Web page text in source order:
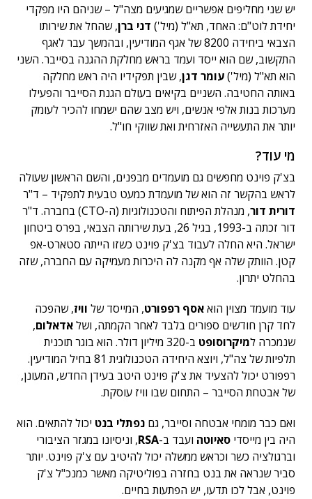
יש שני מחליפים אפשריים שמגיעים מצה"ל – שניהם היו מפקדי
יחידת לוט"ם: האחד, תא"ל (מיל') דני ברן, שהחל את שירותו
הצבאי ביחידה 8200 של אגף המודיעין, ובהמשך עבר לאגף
התקשוב, שם הוא ייסד ועמד בראש מחלקת ההגנה בסייבר. השני
הוא תא"ל (מיל')עומר דגן, שבין תפקידיו היה ראש מחלקה
באותה החטיבה. השניים בקיאים בעולם הגנת הסייבר והפעילו
מערכות בנות אלפי אנשים, ויש מצב שהם ישמחו להכיר לעומק
יותר את התעשייה האזרחית ואת שווקי חו"ל.
מי עוד?
בצ'ק פוינט מחפשים גם מועמדים מבפנים, והשם הראשון שעולה
לראש בהקשר זה הוא של מועמדת כמעט טבעית לתפקיד – ד"ר
דורית דור
, מנהלת הפיתוח והטכנולוגיות (ה-CTO) בחברה. ד"ר
דור זכתה ב-1993, בגיל 26, בעת שירותה הצבאי, בפרס ביטחון
ישראל. היא החלה לעבוד בצ'ק פוינט כשזו הייתה סטארט-אפ
קטן. הוותק שלה אף מקנה לה היכרות מעמיקה עם החברה, שזה
בהחלט יתרון.
עוד מועמד מצוין הואאסף רפפורט, המייסד של וויז, שהפכה
לחד קרן חודשים ספורים בלבד לאחר הקמתה, ושלאדאלום,
שנמכרה למיקרוסופט
ב-320 מיליון דולר. הוא בוגר תוכנית
תלפיות של צה"ל, ויוצא היחידה הטכנולוגית 81 בחיל המודיעין.
רפפורט יכול להצעיד את צ'ק פוינט היטב בעידן החדש, המעונן,
של אבטחת הסייבר – התחום שבו וויז עוסקת.
ואם כבר מומחי אבטחה וסייבר, גם נפתלי בנט יכול להתאים. הוא
היה בין מייסדי סאיוטה ועבד ב-RSA, וניסיונו במגזר הציבורי
וברגולציה כשר וכראש ממשלה יכול להיטיב עם צ'ק פוינט. יותר
סביר שנראה את בנט בחזרה בפוליטיקה מאשר כמנכ"ל צ'ק
פוינט, אבל לכו תדעו, יש הפתעות בחיים.